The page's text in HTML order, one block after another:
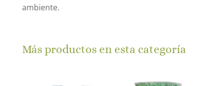
ambiente.
Más productos en esta categoría